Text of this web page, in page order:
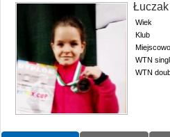
Wiek
Klub
WTN
WTN